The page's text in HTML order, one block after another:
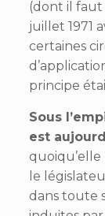
(dont il faut
juillet 1971
certaines
principe
Sous
est
le
dans toute